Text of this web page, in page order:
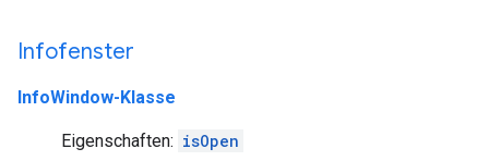
Infofenster
InfoWindow-Klasse
Eigenschaften: isOpen